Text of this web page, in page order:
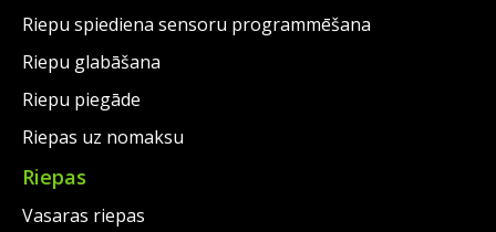
Riepu spiediena sensoru programmēšana
Riepu glabāšana
Riepu piegāde
Riepas uz nomaksu
Riepas
Vasaras riepas